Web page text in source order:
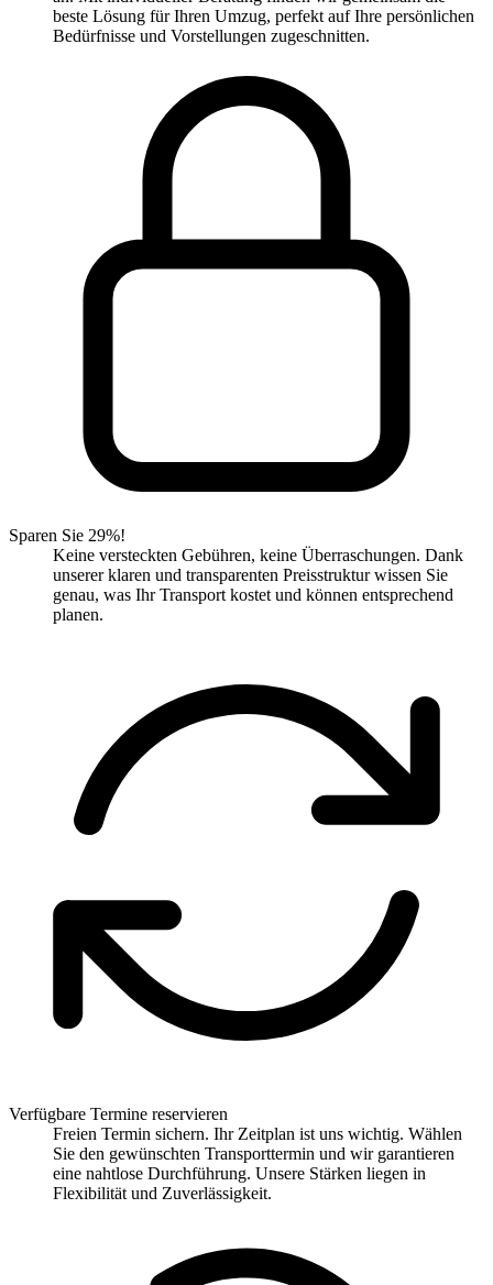
beste Lösung für Ihren Umzug, perfekt auf Ihre persönlichen
Bedürfnisse und Vorstellungen zugeschnitten.
Sparen Sie 29%!
Keine versteckten Gebühren, keine Überraschungen. Dank
unserer klaren und transparenten Preisstruktur wissen Sie
genau, was Ihr Transport kostet und können entsprechend
planen.
Verfügbare Termine reservieren
Freien Termin sichern. Ihr Zeitplan ist uns wichtig. Wählen
Sie den gewünschten Transporttermin und wir garantieren
eine nahtlose Durchführung. Unsere Stärken liegen in
Flexibilität und Zuverlässigkeit.